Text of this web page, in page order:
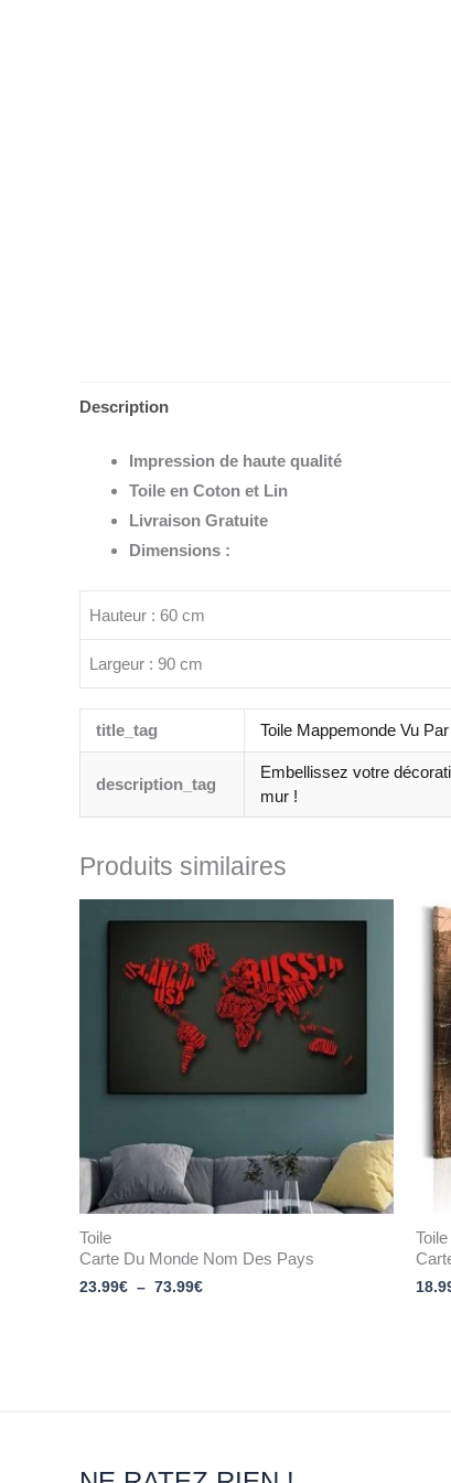
Description
Impression de haute qualité
Toile en Coton et Lin
Livraison Gratuite
Dimensions :
Hauteur : 60 cm
Largeur : 90 cm
title_tag Toile Mappemonde Vu
description_tag
Embellissez votre
mur !
Produits similaires
Toile
Carte Du Monde Nom Des Pays
23.99€ – 73.99€
de
prix :
23.99€
à
73.99€
Toile